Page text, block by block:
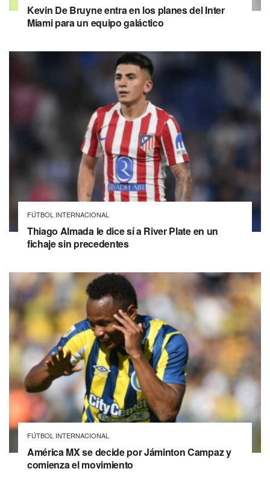
Kevin De Bruyne entra en los planes del Inter
Miami para un equipo galáctico
FÚTBOL INTERNACIONAL
Thiago Almada le dice sí a River Plate en un
fichaje sin precedentes
FÚTBOL INTERNACIONAL
América MX se decide por Jáminton Campaz y
comienza el movimiento